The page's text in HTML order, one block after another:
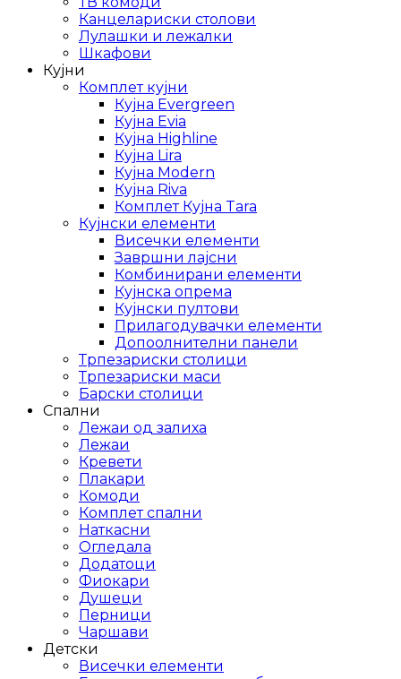
Канцелариски столови
Лулашки и лежалки
Шкафови
Кујни
Комплет кујни
Кујна Evergreen
Кујна Evia
Кујна Highline
Кујна Lira
Кујна Modern
Кујна Riva
Комплет Кујна Tara
Кујнски елементи
Висечки елементи
Завршни лајсни
Комбинирани елементи
Кујнска опрема
Кујнски пултови
Прилагодувачки елементи
Допоолнителни панели
Трпезариски столици
Трпезариски маси
Барски столици
Спални
Лежаи од залиха
Лежаи
Кревети
Плакари
Комоди
Комплет спални
Наткасни
Огледала
Додатоци
Фиокари
Душеци
Перници
Чаршави
Детски
Висечки елементи